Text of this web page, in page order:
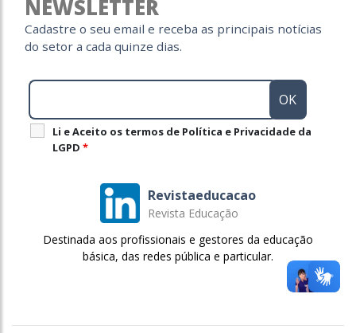
NEWSLETTER
Cadastre o seu email e receba as principais notícias
do setor a cada quinze dias.
Li e Aceito os termos de Política e Privacidade da
LGPD *
Revistaeducacao
Revista Educação
Destinada aos profissionais e gestores da educação
básica, das redes pública e particular.